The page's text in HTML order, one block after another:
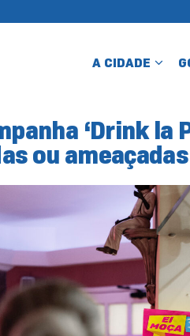
A CIDADE
‘Drink la
ou